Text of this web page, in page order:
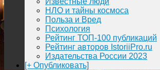
НЛО и тайны космоса
Польза и Вред
Психология
Рейтинг ТОП-100 публикаций
Рейтинг авторов IstoriiPro.ru
Издательства России 2023
[+ Опубликовать]